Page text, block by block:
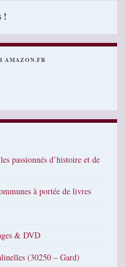
!
AMAZON.FR
passionnés d’histoire et de
à portée de livres
& DVD
(30250 – Gard)